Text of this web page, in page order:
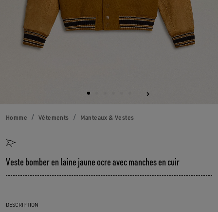
Homme Vêtements Manteaux & Vestes
Veste bomber en laine jaune ocre avec manches en cuir
DESCRIPTION